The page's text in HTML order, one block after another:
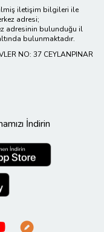
iletişim bilgileri ile
adresi;
adresinin bulunduğu il
bulunmaktadır.
NO: 37 CEYLANPINAR
İndirin